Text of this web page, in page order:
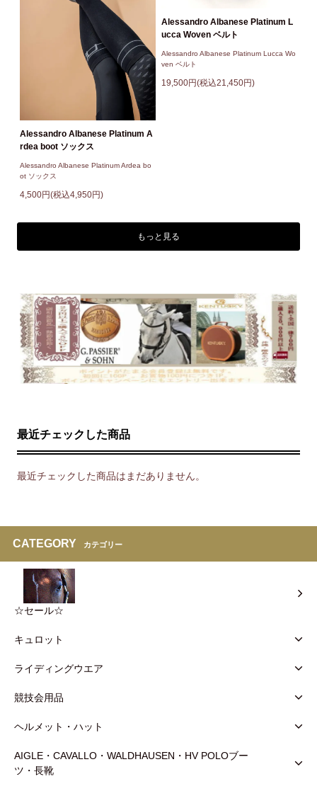
Alessandro Albanese Platinum A
rdea boot ソックス
Alessandro Albanese Platinum Ardea bo
ot ソックス
4,500円(税込4,950円)
Alessandro Albanese Platinum L
ucca Woven ベルト
Alessandro Albanese Platinum Lucca Wo
ven ベルト
19,500円(税込21,450円)
もっと見る
最近チェックした商品
最近チェックした商品はまだありません。
CATEGORY カテゴリー
☆セール☆
キュロット
ライディングウエア
競技会用品
ヘルメット・ハット
AIGLE・CAVALLO・WALDHAUSEN・HV POLOブー
ツ・長靴